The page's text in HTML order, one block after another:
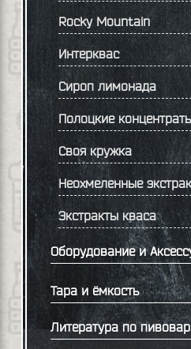
Rocky Mountain
Интерквас
Сироп лимонада
Полоцкие
Своя кружка
Неохмеленные
Экстракты кваса
Оборудование и
Тара и ёмкость
Литература по